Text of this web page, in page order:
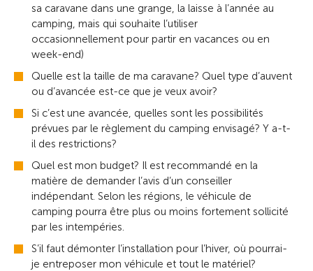
sa caravane dans une grange, la laisse à l’année au
camping, mais qui souhaite l’utiliser
occasionnellement pour partir en vacances ou en
week-end)
Quelle est la taille de ma caravane? Quel type d’auvent
ou d’avancée est-ce que je veux avoir?
Si c’est une avancée, quelles sont les possibilités
prévues par le règlement du camping envisagé? Y a-t-
il des restrictions?
Quel est mon budget? Il est recommandé en la
matière de demander l’avis d’un conseiller
indépendant. Selon les régions, le véhicule de
camping pourra être plus ou moins fortement sollicité
par les intempéries.
S’il faut démonter l’installation pour l’hiver, où pourrai-
je entreposer mon véhicule et tout le matériel?